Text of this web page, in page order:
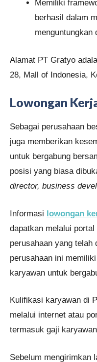
Memiliki
berhasil dalam
menguntungkan
Alamat PT Gratyo
28, Mall of Indonesia,
Lowongan
Sebagai perusahaan
juga memberikan
untuk bergabung
posisi yang biasa
director, business
Informasi lowongan
dapatkan melalui
perusahaan yang telah
perusahaan ini
karyawan untuk
Kulifikasi karyawan di
melalui internet atau
termasuk gaji
Sebelum mengirimkan